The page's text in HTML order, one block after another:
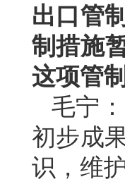
出口管
制措施
这项管
毛宁
初步成
识，维